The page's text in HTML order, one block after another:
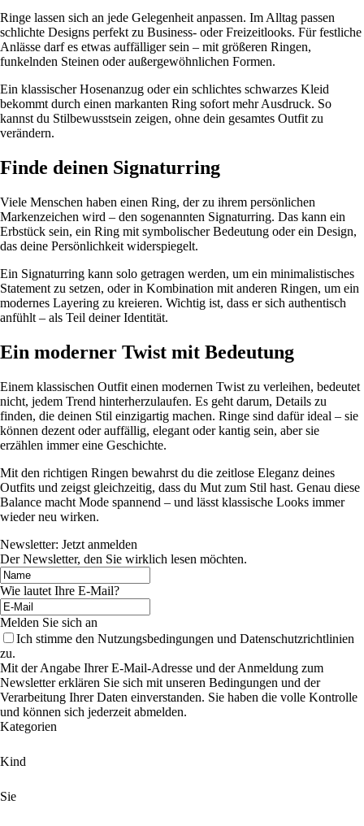
Ringe lassen sich an jede Gelegenheit anpassen. Im Alltag passen
schlichte Designs perfekt zu Business- oder Freizeitlooks. Für festliche
Anlässe darf es etwas auffälliger sein – mit größeren Ringen,
funkelnden Steinen oder außergewöhnlichen Formen.
Ein klassischer Hosenanzug oder ein schlichtes schwarzes Kleid
bekommt durch einen markanten Ring sofort mehr Ausdruck. So
kannst du Stilbewusstsein zeigen, ohne dein gesamtes Outfit zu
verändern.
Finde deinen Signaturring
Viele Menschen haben einen Ring, der zu ihrem persönlichen
Markenzeichen wird – den sogenannten Signaturring. Das kann ein
Erbstück sein, ein Ring mit symbolischer Bedeutung oder ein Design,
das deine Persönlichkeit widerspiegelt.
Ein Signaturring kann solo getragen werden, um ein minimalistisches
Statement zu setzen, oder in Kombination mit anderen Ringen, um ein
modernes Layering zu kreieren. Wichtig ist, dass er sich authentisch
anfühlt – als Teil deiner Identität.
Ein moderner Twist mit Bedeutung
Einem klassischen Outfit einen modernen Twist zu verleihen, bedeutet
nicht, jedem Trend hinterherzulaufen. Es geht darum, Details zu
finden, die deinen Stil einzigartig machen. Ringe sind dafür ideal – sie
können dezent oder auffällig, elegant oder kantig sein, aber sie
erzählen immer eine Geschichte.
Mit den richtigen Ringen bewahrst du die zeitlose Eleganz deines
Outfits und zeigst gleichzeitig, dass du Mut zum Stil hast. Genau diese
Balance macht Mode spannend – und lässt klassische Looks immer
wieder neu wirken.
Newsletter: Jetzt anmelden
Der Newsletter, den Sie wirklich lesen möchten.
Wie lautet Ihre E-Mail?
Melden Sie sich an
Ich stimme den Nutzungsbedingungen und Datenschutzrichtlinien
zu.
Mit der Angabe Ihrer E-Mail-Adresse und der Anmeldung zum
Newsletter erklären Sie sich mit unseren Bedingungen und der
Verarbeitung Ihrer Daten einverstanden. Sie haben die volle Kontrolle
und können sich jederzeit abmelden.
Kategorien
Kind
Sie